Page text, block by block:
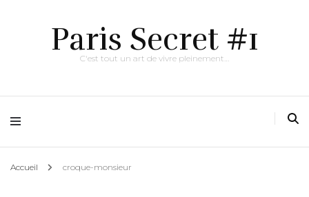
Paris Secret #1
C'est tout un art de vivre pleinement…
Accueil croque-monsieur